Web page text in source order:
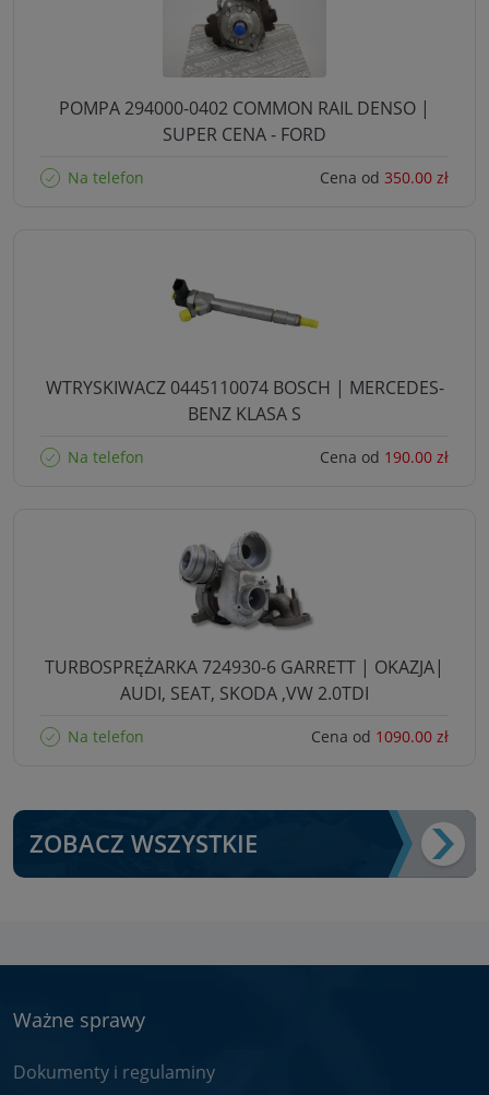
POMPA 294000-0402 COMMON RAIL DENSO |
SUPER CENA - FORD
Na telefon Cena od 350.00 zł
WTRYSKIWACZ 0445110074 BOSCH | MERCEDES-
BENZ KLASA S
Na telefon Cena od 190.00 zł
TURBOSPRĘŻARKA 724930-6 GARRETT | OKAZJA|
AUDI, SEAT, SKODA ,VW 2.0TDI
Na telefon Cena od 1090.00 zł
ZOBACZ WSZYSTKIE
Ważne sprawy
Dokumenty i regulaminy